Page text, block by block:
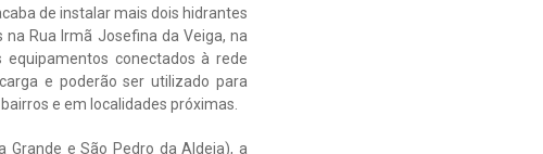
de instalar mais dois hidrantes
Rua Irmã Josefina da Veiga, na
equipamentos conectados à rede
e poderão ser utilizado para
e em localidades próximas.
Grande e São Pedro da Aldeia), a